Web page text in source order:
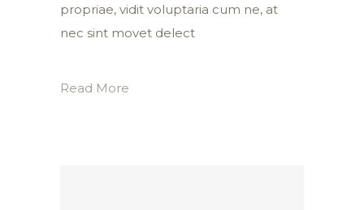
propriae, vidit voluptaria cum ne, at
nec sint movet delect
Read More